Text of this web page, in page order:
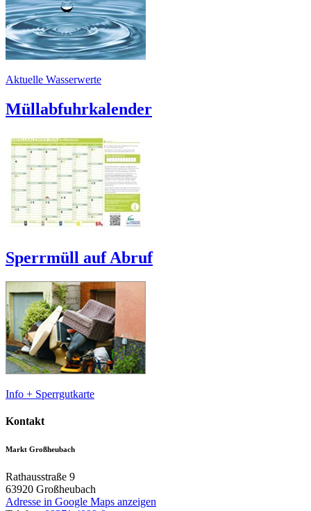
Aktuelle Wasserwerte
Müllabfuhrkalender
Sperrmüll auf Abruf
Info + Sperrgutkarte
Kontakt
Markt Großheubach
Rathausstraße 9
63920 Großheubach
Adresse in Google Maps anzeigen